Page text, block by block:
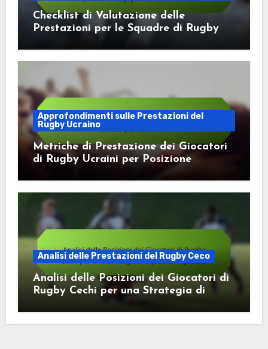
Checklist di Valutazione delle
Prestazioni per le Squadre di Rugby
Approfondimenti sulle Prestazioni del
Rugby Ucraino
Metriche di Prestazione dei Giocatori
di Rugby Ucraini per Posizione
Analisi delle Prestazioni del Rugby Ceco
Analisi delle Posizioni dei Giocatori di
Rugby Cechi per una Strategia di